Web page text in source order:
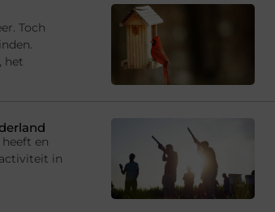
Toch
het
en
in